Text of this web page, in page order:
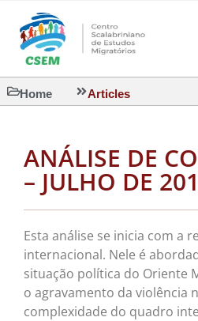
Home Articles
ANÁLISE DE
– JULHO DE
Esta análise se inicia com a
internacional. Nele é
situação política do Oriente
o agravamento da violência
complexidade do quadro